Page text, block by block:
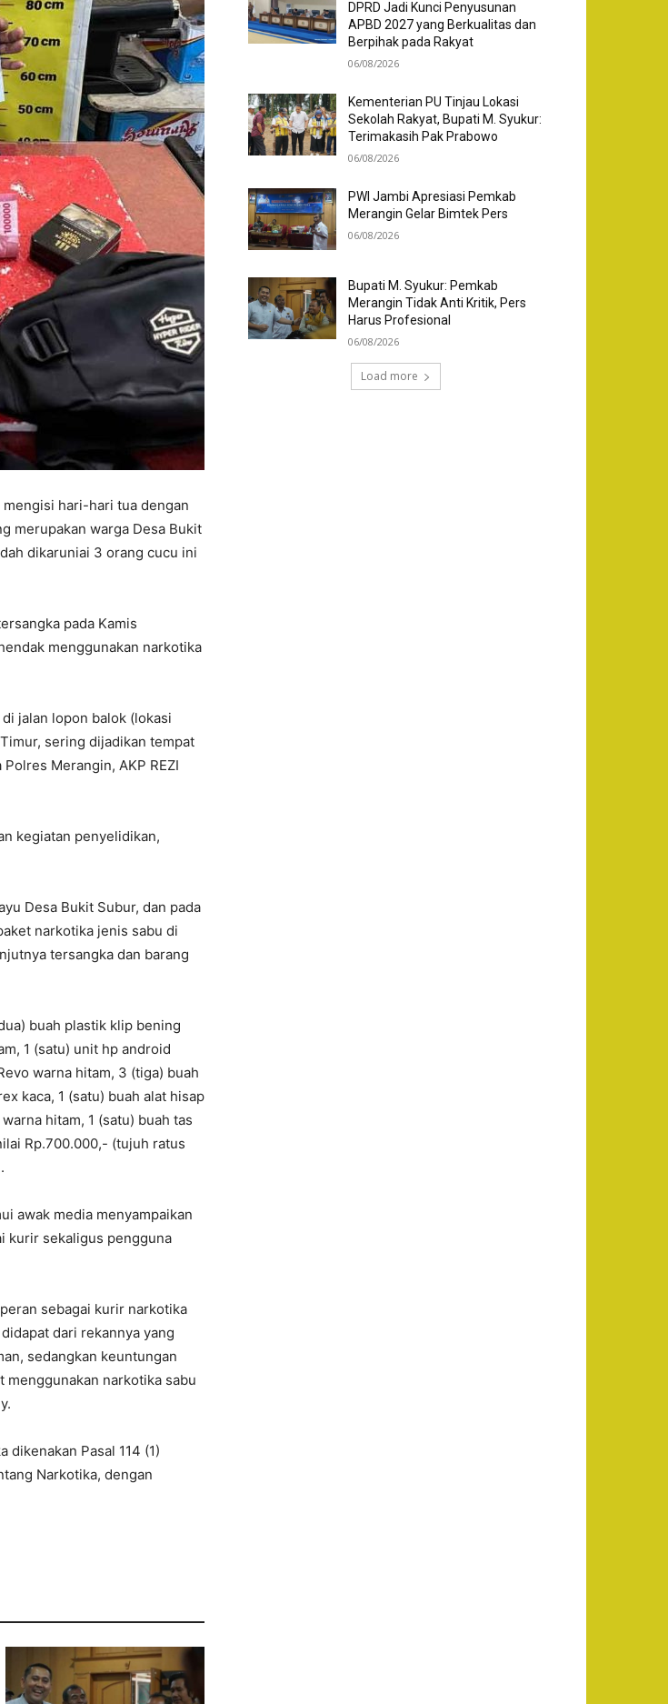
hari-hari tua dengan
merupakan warga Desa Bukit
dikaruniai 3 orang cucu ini
pada Kamis
menggunakan narkotika
jalan lopon balok (lokasi
sering dijadikan tempat
Merangin, AKP REZI
kegiatan penyelidikan,
Desa Bukit Subur, dan pada
narkotika jenis sabu di
tersangka dan barang
buah plastik klip bening
1 (satu) unit hp android
warna hitam, 3 (tiga) buah
kaca, 1 (satu) buah alat hisap
hitam, 1 (satu) buah tas
Rp.700.000,- (tujuh ratus
awak media menyampaikan
kurir sekaligus pengguna
sebagai kurir narkotika
dari rekannya yang
sedangkan keuntungan
menggunakan narkotika sabu
dikenakan Pasal 114 (1)
Narkotika, dengan
DPRD Jadi Kunci Penyusunan
APBD 2027 yang Berkualitas dan
Berpihak pada Rakyat
06/08/2026
Kementerian PU Tinjau Lokasi
Sekolah Rakyat, Bupati M. Syukur:
Terimakasih Pak Prabowo
06/08/2026
PWI Jambi Apresiasi Pemkab
Merangin Gelar Bimtek Pers
06/08/2026
Bupati M. Syukur: Pemkab
Merangin Tidak Anti Kritik, Pers
Harus Profesional
06/08/2026
Load more